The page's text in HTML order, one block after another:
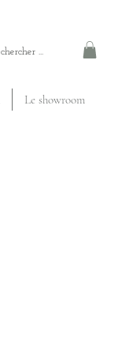
Le showroom